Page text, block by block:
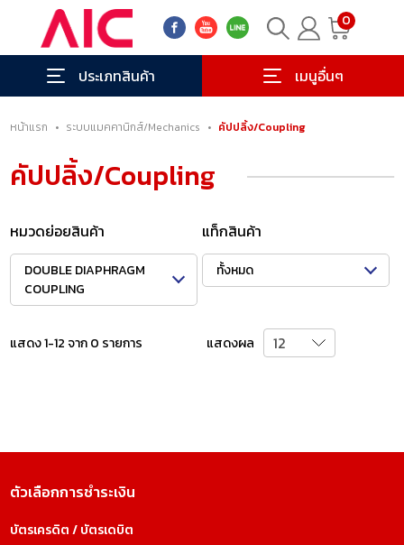
0
ประเภทสินค้า เมนูอื่นๆ
หน้าแรก • ระบบแมคคานิกส์/Mechanics • คัปปลิ้ง/Coupling
คัปปลิ้ง/Coupling
หมวดย่อยสินค้า
DOUBLE DIAPHRAGM
COUPLING
แท็กสินค้า
ทั้งหมด
แสดง 1-12 จาก 0 รายการ แสดงผล
ตัวเลือกการชำระเงิน
บัตรเครดิต / บัตรเดบิต